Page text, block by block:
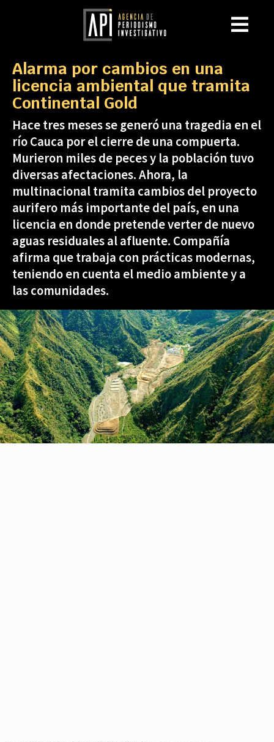
Alarma por cambios en una
licencia ambiental que tramita
Continental Gold
Hace tres meses se generó una tragedia en el
río Cauca por el cierre de una compuerta.
Murieron miles de peces y la población tuvo
diversas afectaciones. Ahora, la
multinacional tramita cambios del proyecto
aurifero más importante del país, en una
licencia en donde pretende verter de nuevo
aguas residuales al afluente. Compañía
afirma que trabaja con prácticas modernas,
teniendo en cuenta el medio ambiente y a
las comunidades.